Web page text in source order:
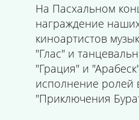
На Пасхальном
награждение
киноартистов
"Глас" и
"Грация" и
исполнение ролей
"Приключения